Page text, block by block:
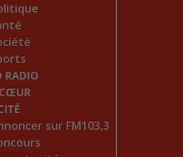
RADIO
sur FM103,3